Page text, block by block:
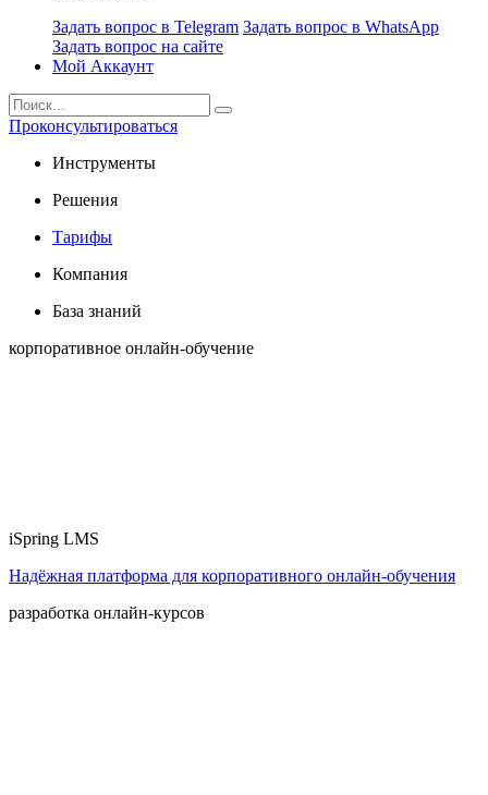
Задать вопрос в Telegram Задать вопрос в WhatsApp
Задать вопрос на сайте
Мой Аккаунт
Проконсультироваться
Инструменты
Решения
Тарифы
Компания
База знаний
корпоративное онлайн-обучение
iSpring LMS
Надёжная платформа для корпоративного онлайн‑обучения
разработка онлайн-курсов